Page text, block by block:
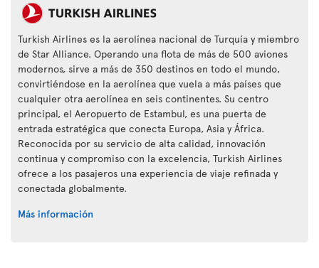
Turkish Airlines es la aerolínea nacional de Turquía y miembro
de Star Alliance. Operando una flota de más de 500 aviones
modernos, sirve a más de 350 destinos en todo el mundo,
convirtiéndose en la aerolínea que vuela a más países que
cualquier otra aerolínea en seis continentes. Su centro
principal, el Aeropuerto de Estambul, es una puerta de
entrada estratégica que conecta Europa, Asia y África.
Reconocida por su servicio de alta calidad, innovación
continua y compromiso con la excelencia, Turkish Airlines
ofrece a los pasajeros una experiencia de viaje refinada y
conectada globalmente.
Más información